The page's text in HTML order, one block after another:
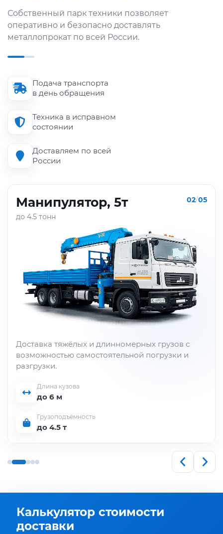
Собственный парк техники позволяет
оперативно и безопасно доставлять
металлопрокат по всей России.
Подача транспорта
в день обращения
Техника в исправном
состоянии
Доставляем по всей
России
Манипулятор, 5т
до 4.5 тонн
02/05
Доставка тяжёлых и длинномерных грузов с
возможностью самостоятельной погрузки и
разгрузки.
Длина кузова
до 6 м
Грузоподъёмность
до 4.5 т
Калькулятор стоимости
доставки